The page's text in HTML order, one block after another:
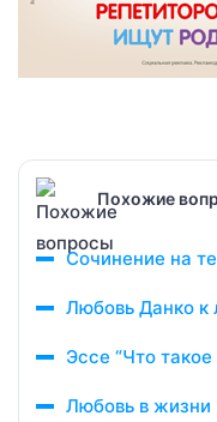
Похожие
Сочинение на
Любовь Данко
Эссе “Что
Любовь в жизни